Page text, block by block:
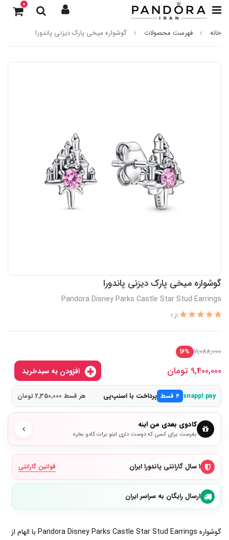
0
خانه فهرست محصولات گوشواره میخی پارک دیزنی پاندورا
گوشواره میخی پارک دیزنی پاندورا
Pandora Disney Parks Castle Star Stud Earrings
از 1
11,088,000
16%
9,400,000 تومان
snapp! pay ۴ قسط پرداخت با اسنپ‌پی هر قسط 2,350,000 تومان
کادوی بعدی من اینه
بفرست برای کسی که دوست داری اینو برات کادو بخره
۱ سال گارانتی پاندورا ایران قوانین گارانتی
ارسال رایگان به سراسر ایران
گوشواره Pandora Disney Parks Castle Star Stud Earrings با الهام از